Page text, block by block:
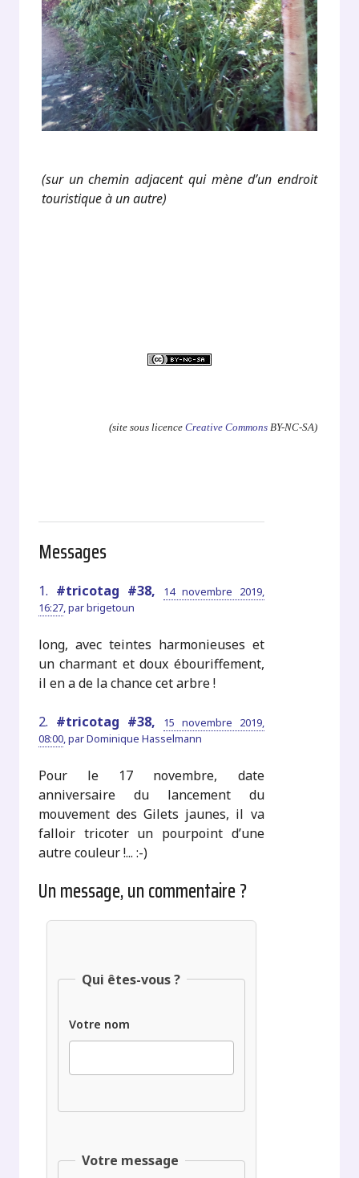
(sur un chemin adjacent qui mène d’un endroit
touristique à un autre)
(site sous licence Creative CommonsBY-NC-SA)
Messages
1. #tricotag #38,
14 novembre 2019,
16:27,parbrigetoun
long, avec teintes harmonieuses et
un charmant et doux ébouriffement,
il en a de la chance cet arbre !
2. #tricotag #38,
15 novembre 2019,
08:00,parDominique Hasselmann
Pour le 17 novembre, date
anniversaire du lancement du
mouvement des Gilets jaunes, il va
falloir tricoter un pourpoint d’une
autre couleur !... :-)
Un message, un commentaire ?
Qui êtes-vous ?
Votre nom
Votre message